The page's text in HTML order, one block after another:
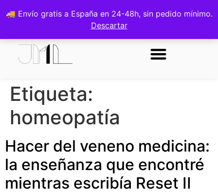
🚚 Envío gratis a España en 24-48h, sin pedido mínimo.
Descartar
Etiqueta:
homeopatía
Hacer del veneno medicina:
la enseñanza que encontré
mientras escribía Reset II